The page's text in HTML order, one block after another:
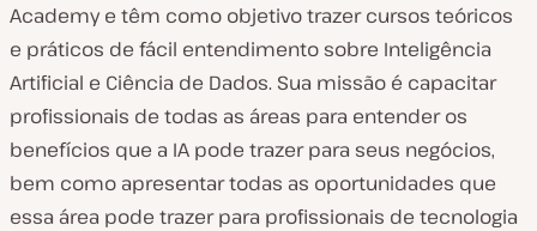
Academy e têm como objetivo trazer cursos teóricos
e práticos de fácil entendimento sobre Inteligência
Artificial e Ciência de Dados. Sua missão é capacitar
profissionais de todas as áreas para entender os
benefícios que a IA pode trazer para seus negócios,
bem como apresentar todas as oportunidades que
essa área pode trazer para profissionais de tecnologia